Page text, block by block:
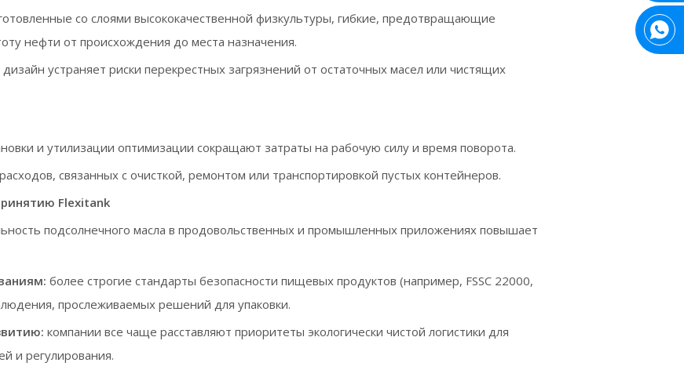
со слоями высококачественной физкультуры, гибкие, предотвращающие
нефти от происхождения до места назначения.
устраняет риски перекрестных загрязнений от остаточных масел или чистящих
и утилизации оптимизации сокращают затраты на рабочую силу и время поворота.
связанных с очисткой, ремонтом или транспортировкой пустых контейнеров.
Flexitank
подсолнечного масла в продовольственных и промышленных приложениях повышает
более строгие стандарты безопасности пищевых продуктов (например, FSSC 22000,
прослеживаемых решений для упаковки.
компании все чаще расставляют приоритеты экологически чистой логистики для
и регулирования.